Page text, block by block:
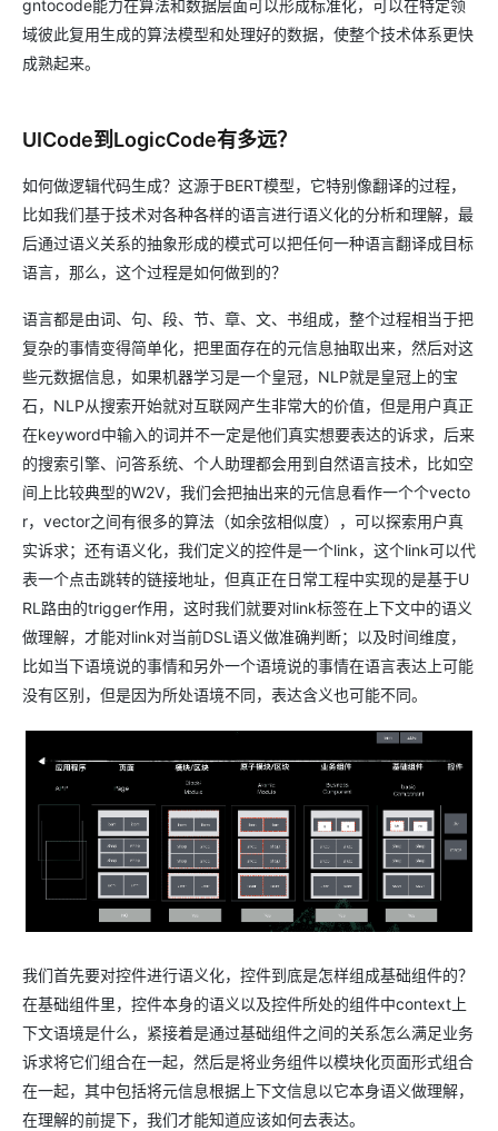
gntocode能力在算法和数据层面可以形成标准化，可以在特定领
域彼此复用生成的算法模型和处理好的数据，使整个技术体系更快
成熟起来。
UICode到LogicCode有多远？
如何做逻辑代码生成？这源于BERT模型，它特别像翻译的过程，
比如我们基于技术对各种各样的语言进行语义化的分析和理解，最
后通过语义关系的抽象形成的模式可以把任何一种语言翻译成目标
语言，那么，这个过程是如何做到的？
语言都是由词、句、段、节、章、文、书组成，整个过程相当于把
复杂的事情变得简单化，把里面存在的元信息抽取出来，然后对这
些元数据信息，如果机器学习是一个皇冠，NLP就是皇冠上的宝
石，NLP从搜索开始就对互联网产生非常大的价值，但是用户真正
在keyword中输入的词并不一定是他们真实想要表达的诉求，后来
的搜索引擎、问答系统、个人助理都会用到自然语言技术，比如空
间上比较典型的W2V，我们会把抽出来的元信息看作一个个vecto
r，vector之间有很多的算法（如余弦相似度），可以探索用户真
实诉求；还有语义化，我们定义的控件是一个link，这个link可以代
表一个点击跳转的链接地址，但真正在日常工程中实现的是基于U
RL路由的trigger作用，这时我们就要对link标签在上下文中的语义
做理解，才能对link对当前DSL语义做准确判断；以及时间维度，
比如当下语境说的事情和另外一个语境说的事情在语言表达上可能
没有区别，但是因为所处语境不同，表达含义也可能不同。
我们首先要对控件进行语义化，控件到底是怎样组成基础组件的？
在基础组件里，控件本身的语义以及控件所处的组件中context上
下文语境是什么，紧接着是通过基础组件之间的关系怎么满足业务
诉求将它们组合在一起，然后是将业务组件以模块化页面形式组合
在一起，其中包括将元信息根据上下文信息以它本身语义做理解，
在理解的前提下，我们才能知道应该如何去表达。